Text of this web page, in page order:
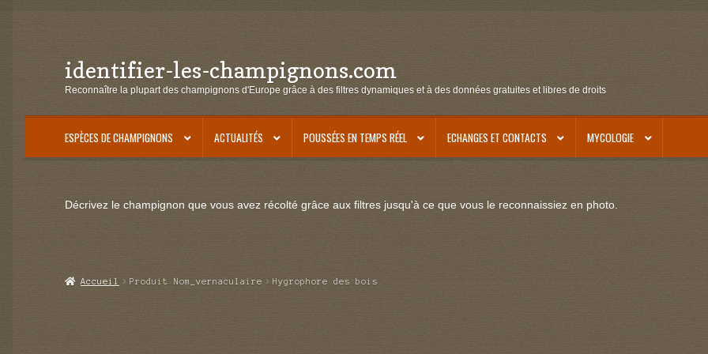
Aller
à
navigation
Aller
au
identifier-les-champignons.com
Reconnaître la plupart des champignons d'Europe grâce à des filtres dynamiques et à des données gratuites et libres de droits
ESPÈCES DE CHAMPIGNONS ACTUALITÉS POUSSÉES EN TEMPS RÉEL ECHANGES ET CONTACTS MYCOLOGIE
Décrivez le champignon que vous avez récolté grâce aux filtres jusqu'à ce que vous le reconnaissiez en photo.
Accueil Produit Nom_vernaculaire Hygrophore des bois